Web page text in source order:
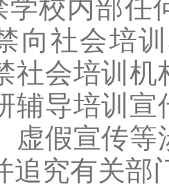
学校内部任
向社会培
社会培训
辅导培训
虚假宣传
追究有关部